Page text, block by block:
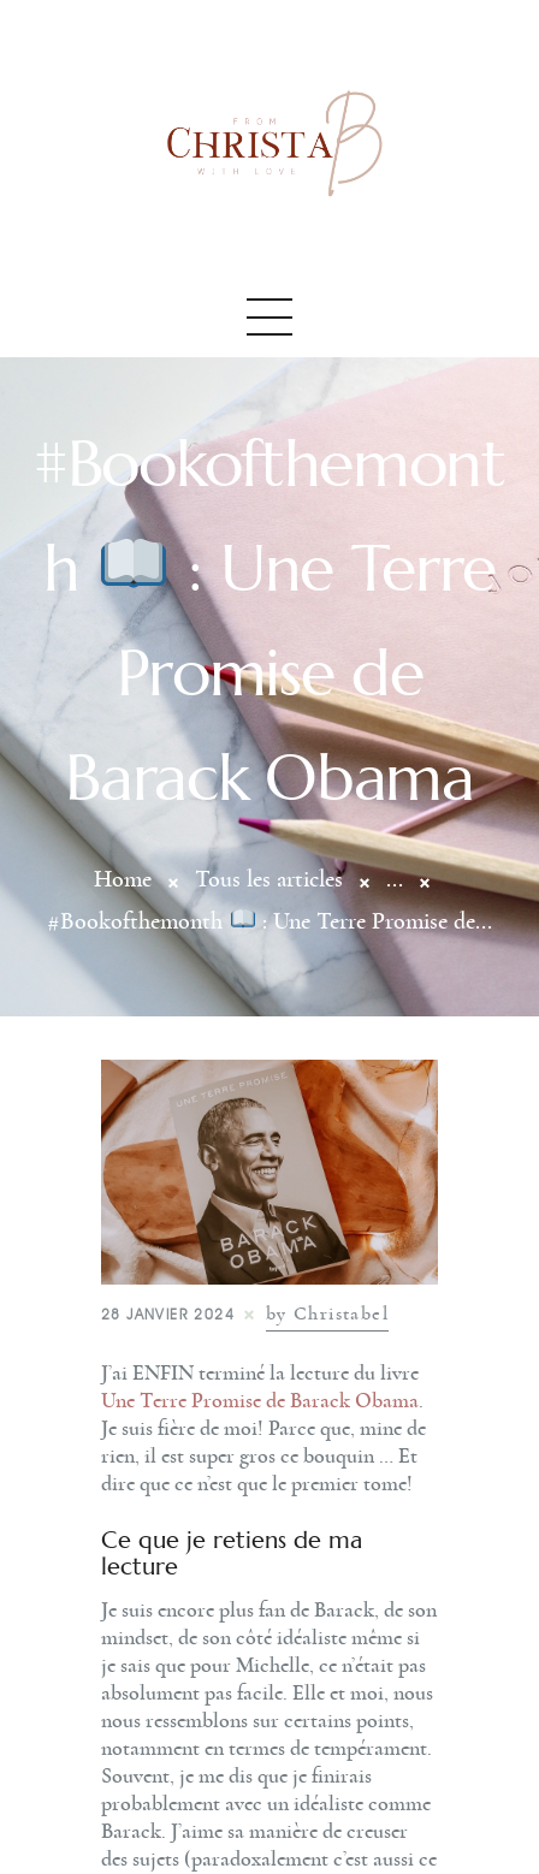
#Bookofthemont
h
: Une Terre
Promise de
Barack Obama
Home Tous les articles
...
#Bookofthemonth
: Une Terre Promise de...
Accueil
28 JANVIER 2024 by Christabel
J’ai ENFIN terminé la lecture du livre
Une Terre Promise de Barack Obama
Je suis fière de moi! Parce que, mine de
rien, il est super gros ce bouquin … Et
dire que ce n’est que le premier tome!
Ce que je retiens de ma
lecture
Je suis encore plus fan de Barack, de son
mindset, de son côté idéaliste même si
je sais que pour Michelle, ce n’était pas
absolument pas facile. Elle et moi, nous
nous ressemblons sur certains points,
notamment en termes de tempérament.
Souvent, je me dis que je finirais
probablement avec un idéaliste comme
Barack. J’aime sa manière de creuser
des sujets (paradoxalement c’est aussi ce